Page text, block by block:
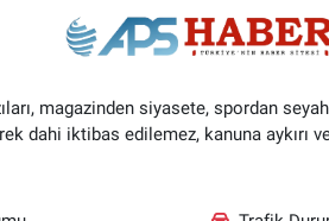
magazinden siyasete, spordan
dahi iktibas edilemez, kanuna aykırı